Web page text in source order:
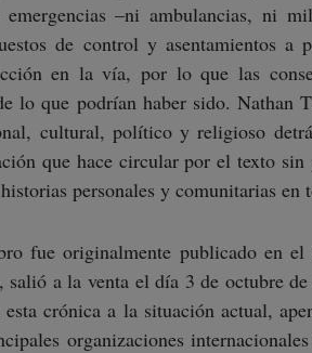
–ni ambulancias, ni
de control y asentamientos a
en la vía, por lo que las
lo que podrían haber sido. Nathan
cultural, político y religioso
que hace circular por el texto
personales y comunitarias en
fue originalmente publicado en el
salió a la venta el día 3 de octubre
crónica a la situación actual,
organizaciones